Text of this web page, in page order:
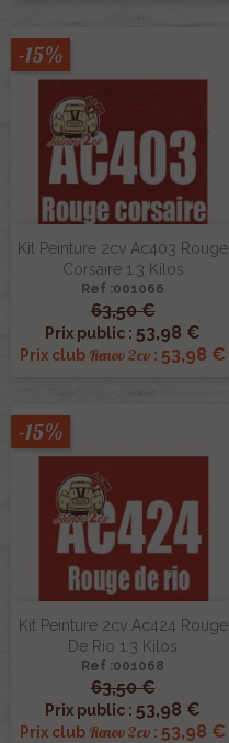
Kit Peinture 2cv Ac403 Rouge
Corsaire 1.3 Kilos
Ref :001066
63,50 €
Prix public : 53,98 €
Prix club Renov 2cv : 53,98 €
-15%
Kit Peinture 2cv Ac424 Rouge
De Rio 1.3 Kilos
Ref :001068
63,50 €
Prix public : 53,98 €
Prix club Renov 2cv : 53,98 €
-15%